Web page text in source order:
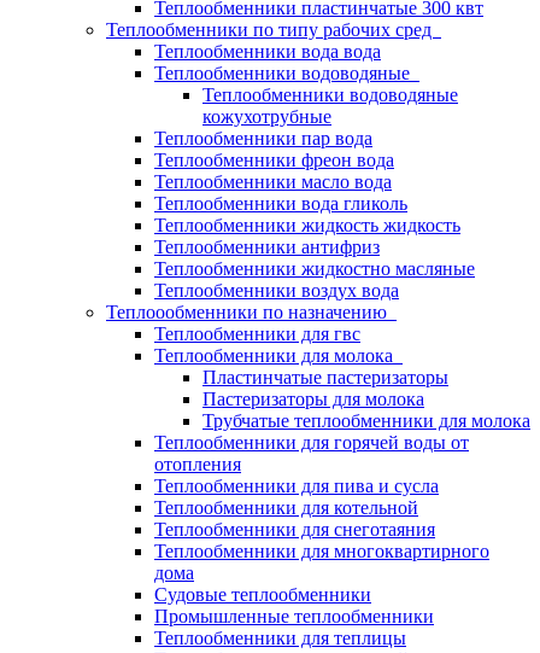
Теплообменники пластинчатые 300 квт
Теплообменники по типу рабочих сред
Теплообменники вода вода
Теплообменники водоводяные
Теплообменники водоводяные
кожухотрубные
Теплообменники пар вода
Теплообменники фреон вода
Теплообменники масло вода
Теплообменники вода гликоль
Теплообменники жидкость жидкость
Теплообменники антифриз
Теплообменники жидкостно масляные
Теплообменники воздух вода
Теплоообменники по назначению
Теплообменники для гвс
Теплообменники для молока
Пластинчатые пастеризаторы
Пастеризаторы для молока
Трубчатые теплообменники для молока
Теплообменники для горячей воды от
отопления
Теплообменники для пива и сусла
Теплообменники для котельной
Теплообменники для снеготаяния
Теплообменники для многоквартирного
дома
Судовые теплообменники
Промышленные теплообменники
Теплообменники для теплицы